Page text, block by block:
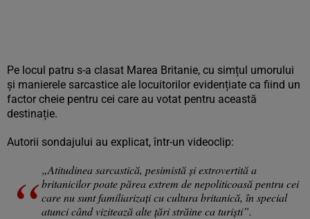
Pe locul patru s-a clasat Marea Britanie, cu simțul umorului
și manierele sarcastice ale locuitorilor evidențiate ca fiind un
factor cheie pentru cei care au votat pentru această
destinație.
Autorii sondajului au explicat, într-un videoclip:
„Atitudinea sarcastică, pesimistă și extrovertită a
britanicilor poate părea extrem de nepoliticoasă pentru cei
care nu sunt familiarizați cu cultura britanică, în special
atunci când vizitează alte țări străine ca turiști”.